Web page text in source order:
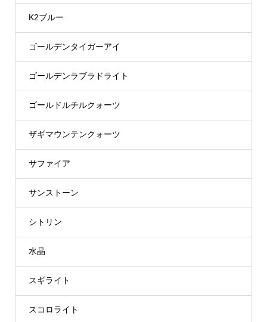
K2ブルー
ゴールデンタイガーアイ
ゴールデンラブラドライト
ゴールドルチルクォーツ
ザギマウンテンクォーツ
サファイア
サンストーン
シトリン
水晶
スギライト
スコロライト